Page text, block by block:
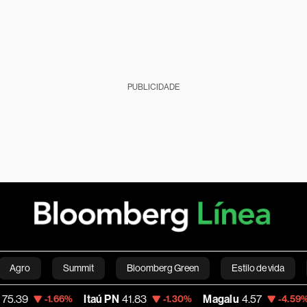
PUBLICIDADE
Agro Summit Bloomberg Green Estilo de vida
pessoais Viagens Internacional Brasil
Itaú PN 41.83 -1.30% Magalu 4.57 -4.59% Bitcoin